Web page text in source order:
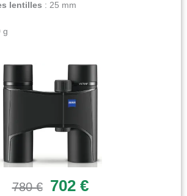
lentilles : 25 mm
g
780 € 702 €